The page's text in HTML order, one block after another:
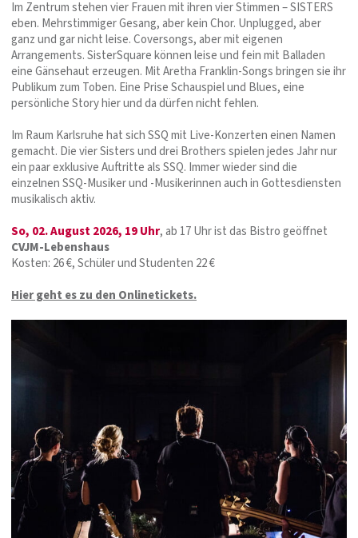
Im Zentrum stehen vier Frauen mit ihren vier Stimmen – SISTERS
eben. Mehrstimmiger Gesang, aber kein Chor. Unplugged, aber
ganz und gar nicht leise. Coversongs, aber mit eigenen
Arrangements. SisterSquare können leise und fein mit Balladen
eine Gänsehaut erzeugen. Mit Aretha Franklin-Songs bringen sie ihr
Publikum zum Toben. Eine Prise Schauspiel und Blues, eine
persönliche Story hier und da dürfen nicht fehlen.
Im Raum Karlsruhe hat sich SSQ mit Live-Konzerten einen Namen
gemacht. Die vier Sisters und drei Brothers spielen jedes Jahr nur
ein paar exklusive Auftritte als SSQ. Immer wieder sind die
einzelnen SSQ-Musiker und -Musikerinnen auch in Gottesdiensten
musikalisch aktiv.
So, 02. August 2026, 19 Uhr, ab 17 Uhr ist das Bistro geöffnet
CVJM-Lebenshaus
Kosten: 26 €, Schüler und Studenten 22 €
Hier geht es zu den Onlinetickets.